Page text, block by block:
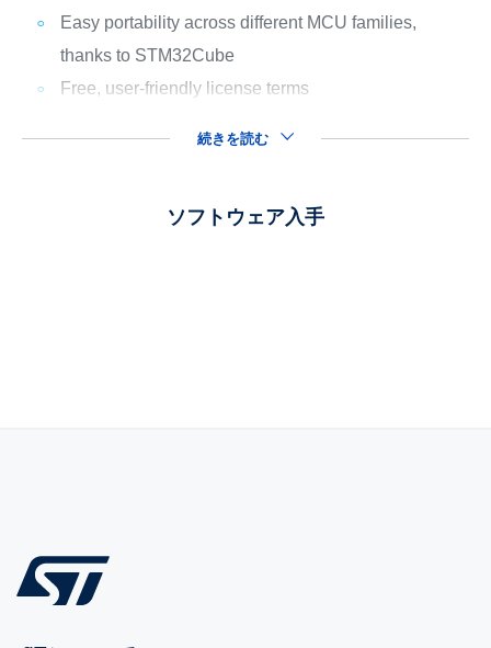
Easy portability across different MCU families,
thanks to STM32Cube
Free, user-friendly license terms
続きを読む
ソフトウェア入手